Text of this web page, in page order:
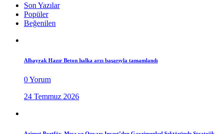
Son Yazılar
Popüler
Beğenilen
Albayrak Hazır Beton halka arzı başarıyla tamamlandı
0 Yorum
24 Temmuz 2026